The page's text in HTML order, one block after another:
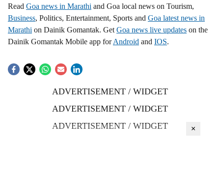
Read Goa news in Marathi and Goa local news on Tourism,
Business, Politics, Entertainment, Sports and Goa latest news in
Marathi on Dainik Gomantak. Get Goa news live updates on the
Dainik Gomantak Mobile app forAndroid and IOS.
ADVERTISEMENT / WIDGET
ADVERTISEMENT / WIDGET
ADVERTISEMENT / WIDGET
×